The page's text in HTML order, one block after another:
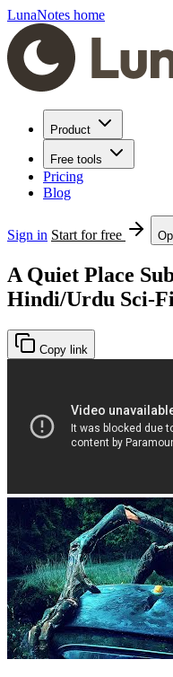
LunaNotes home
Product
Free tools
Pricing
Blog
Sign in Start for free
A Quiet Place
Hindi/Urdu Sci-
Copy link